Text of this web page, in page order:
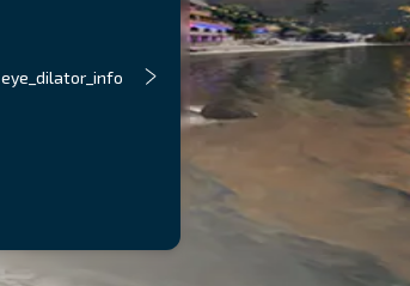
eye_dilator_info